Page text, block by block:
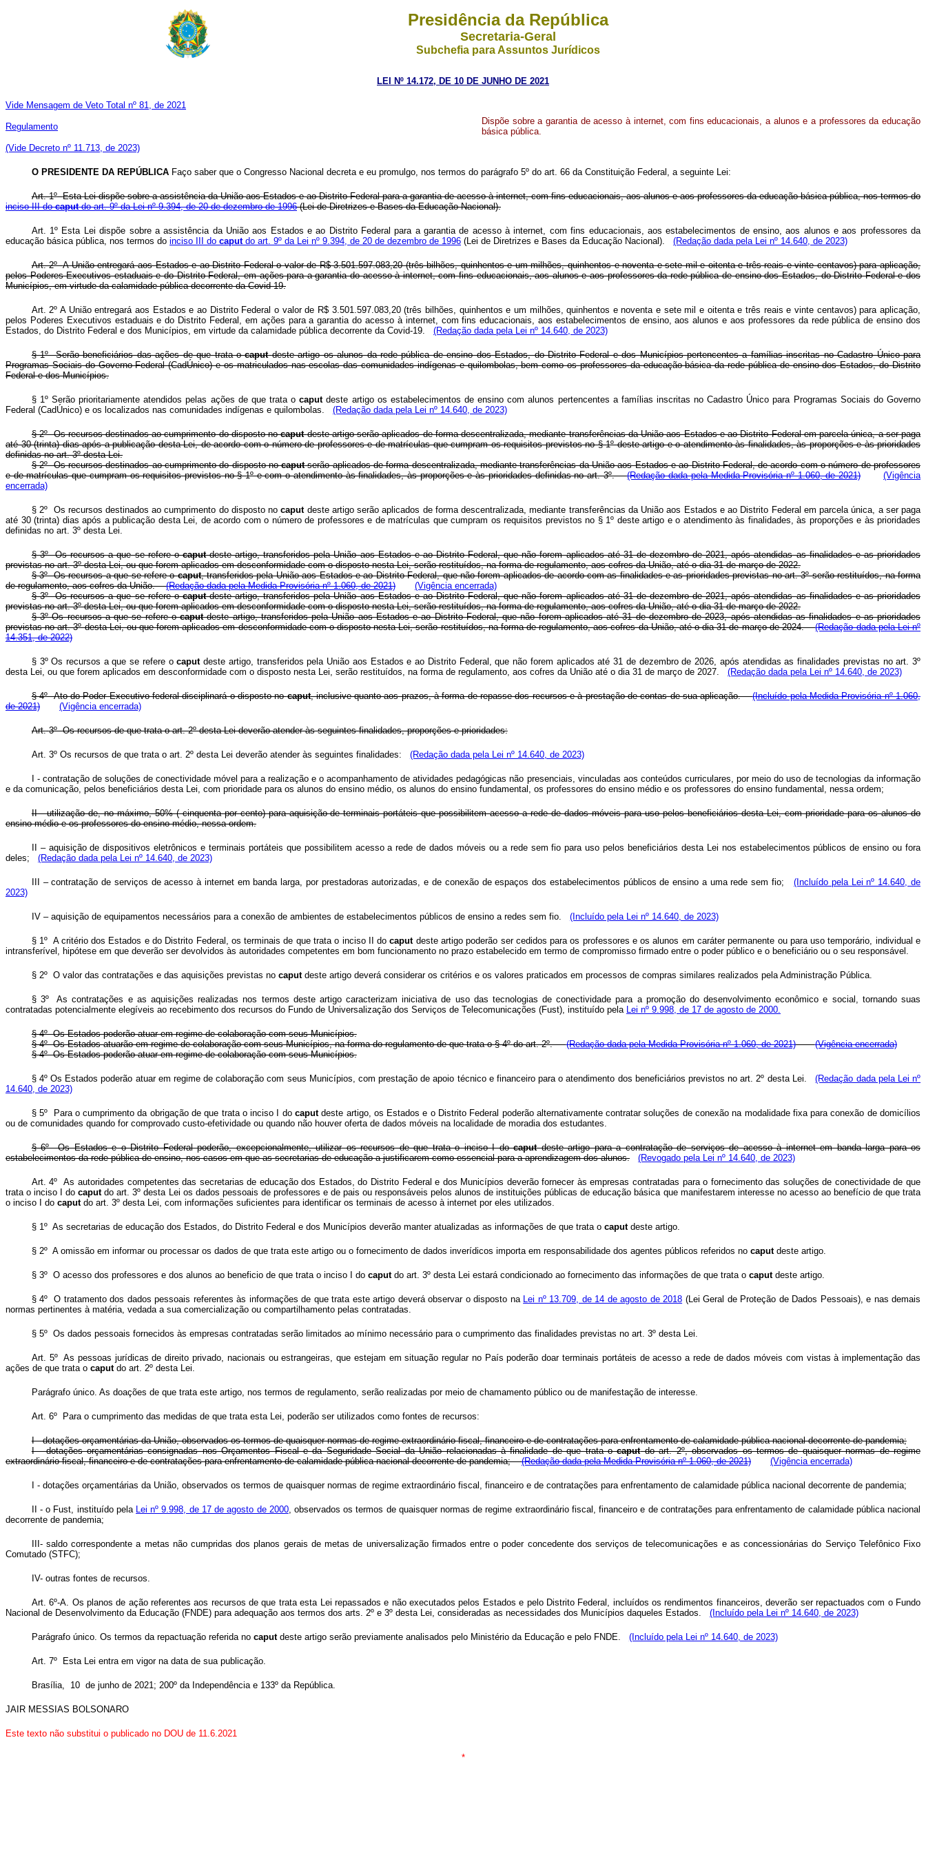
Presidência da República
Secretaria-Geral
Subchefia para Assuntos Jurídicos
LEI Nº 14.172, DE 10 DE JUNHO DE 2021
Vide Mensagem de Veto Total nº 81, de 2021
Regulamento
(Vide Decreto nº 11.713, de 2023)
Dispõe sobre a garantia de acesso à internet, com fins educacionais, a alunos e a professores da educação
básica pública.
O PRESIDENTE DA REPÚBLICA Faço saber que o Congresso Nacional decreta e eu promulgo, nos termos do parágrafo 5º do art. 66 da Constituição Federal, a seguinte Lei:
Art. 1º Esta Lei dispõe sobre a assistência da União aos Estados e ao Distrito Federal para a garantia de acesso à internet, com fins educacionais, aos alunos e aos professores da educação básica pública, nos termos do
inciso III docaputdo art. 9º da Lei nº 9.394, de 20 de dezembro de 1996(Lei de Diretrizes e Bases da Educação Nacional).
Art. 1º Esta Lei dispõe sobre a assistência da União aos Estados e ao Distrito Federal para a garantia de acesso à internet, com fins educacionais, aos estabelecimentos de ensino, aos alunos e aos professores da
educação básica pública, nos termos do inciso III do caputdo art. 9º da Lei nº 9.394, de 20 de dezembro de 1996 (Lei de Diretrizes e Bases da Educação Nacional). (Redação dada pela Lei nº 14.640, de 2023)
Art. 2ºA União entregará aos Estados e ao Distrito Federal o valor de R$ 3.501.597.083,20 (três bilhões, quinhentos e um milhões, quinhentos e noventa e sete mil e oitenta e três reais e vinte centavos) para aplicação,
pelos Poderes Executivos estaduais e do Distrito Federal, em ações para a garantia do acesso à internet, com fins educacionais, aos alunos e aos professores da rede pública de ensino dos Estados, do Distrito Federal e dos
Municípios, em virtude da calamidade pública decorrente da Covid-19.
Art. 2º A União entregará aos Estados e ao Distrito Federal o valor de R$ 3.501.597.083,20 (três bilhões, quinhentos e um milhões, quinhentos e noventa e sete mil e oitenta e três reais e vinte centavos) para aplicação,
pelos Poderes Executivos estaduais e do Distrito Federal, em ações para a garantia do acesso à internet, com fins educacionais, aos estabelecimentos de ensino, aos alunos e aos professores da rede pública de ensino dos
Estados, do Distrito Federal e dos Municípios, em virtude da calamidade pública decorrente da Covid-19.
(Redação dada pela Lei nº 14.640, de 2023)
§ 1º Serão beneficiários das ações de que trata ocaputdeste artigo os alunos da rede pública de ensino dos Estados, do Distrito Federal e dos Municípios pertencentes a famílias inscritas no Cadastro Único para
Programas Sociais do Governo Federal (CadÚnico) e os matriculados nas escolas das comunidades indígenas e quilombolas, bem como os professores da educação básica da rede pública de ensino dos Estados, do Distrito
Federal e dos Municípios.
§ 1º Serão prioritariamente atendidos pelas ações de que trata ocaputdeste artigo os estabelecimentos de ensino com alunos pertencentes a famílias inscritas no Cadastro Único para Programas Sociais do Governo
Federal (CadÚnico) e os localizados nas comunidades indígenas e quilombolas.
(Redação dada pela Lei nº 14.640, de 2023)
§ 2º Os recursos destinados ao cumprimento do disposto nocaputdeste artigo serão aplicados de forma descentralizada, mediante transferências da União aos Estados e ao Distrito Federal em parcela única, a ser paga
até 30 (trinta) dias após a publicação desta Lei, de acordo com o número de professores e de matrículas que cumpram os requisitos previstos no § 1º deste artigo e o atendimento às finalidades, às proporções e às prioridades
definidas no art. 3º desta Lei.
§ 2º Os recursos destinados ao cumprimento do disposto nocaputserão aplicados de forma descentralizada, mediante transferências da União aos Estados e ao Distrito Federal, de acordo com o número de professores
e de matrículas que cumpram os requisitos previstos no § 1º e com o atendimento às finalidades, às proporções e às prioridades definidas no art. 3º.(Redação dada pela Medida Provisória nº 1.060, de 2021)
(Vigência
encerrada)
§ 2º Os recursos destinados ao cumprimento do disposto nocaput deste artigo serão aplicados de forma descentralizada, mediante transferências da União aos Estados e ao Distrito Federal em parcela única, a ser paga
até 30 (trinta) dias após a publicação desta Lei, de acordo com o número de professores e de matrículas que cumpram os requisitos previstos no § 1º deste artigo e o atendimento às finalidades, às proporções e às prioridades
definidas no art. 3º desta Lei.
§ 3º Os recursos a que se refere ocaputdeste artigo, transferidos pela União aos Estados e ao Distrito Federal, que não forem aplicados até 31 de dezembro de 2021, após atendidas as finalidades e as prioridades
previstas no art. 3º desta Lei, ou que forem aplicados em desconformidade com o disposto nesta Lei, serão restituídos, na forma de regulamento, aos cofres da União, até o dia 31 de março de 2022.
§ 3º Os recursos a que se refere ocaput, transferidos pela União aos Estados e ao Distrito Federal, que não forem aplicados de acordo com as finalidades e as prioridades previstas no art. 3º serão restituídos, na forma
de regulamento, aos cofres da União.(Redação dada pela Medida Provisória nº 1.060, de 2021)
(Vigência encerrada)
§ 3º Os recursos a que se refere ocaputdeste artigo, transferidos pela União aos Estados e ao Distrito Federal, que não forem aplicados até 31 de dezembro de 2021, após atendidas as finalidades e as prioridades
previstas no art. 3º desta Lei, ou que forem aplicados em desconformidade com o disposto nesta Lei, serão restituídos, na forma de regulamento, aos cofres da União, até o dia 31 de março de 2022.
§ 3º Os recursos a que se refere ocaputdeste artigo, transferidos pela União aos Estados e ao Distrito Federal, que não forem aplicados até 31 de dezembro de 2023, após atendidas as finalidades e as prioridades
previstas no art. 3º desta Lei, ou que forem aplicados em desconformidade com o disposto nesta Lei, serão restituídos, na forma de regulamento, aos cofres da União, até o dia 31 de março de 2024.(Redação dada pela Lei nº
14.351, de 2022)
§ 3º Os recursos a que se refere ocaputdeste artigo, transferidos pela União aos Estados e ao Distrito Federal, que não forem aplicados até 31 de dezembro de 2026, após atendidas as finalidades previstas no art. 3º
desta Lei, ou que forem aplicados em desconformidade com o disposto nesta Lei, serão restituídos, na forma de regulamento, aos cofres da União até o dia 31 de março de 2027.
(Redação dada pela Lei nº 14.640, de 2023)
§ 4º Ato do Poder Executivo federal disciplinará o disposto nocaput, inclusive quanto aos prazos, à forma de repasse dos recursos e à prestação de contas de sua aplicação.(Incluído pela Medida Provisória nº 1.060,
de 2021)
(Vigência encerrada)
Art. 3º Os recursos de que trata o art. 2º desta Lei deverão atender às seguintes finalidades, proporções e prioridades:
Art. 3º Os recursos de que trata o art. 2º desta Lei deverão atender às seguintes finalidades: (Redação dada pela Lei nº 14.640, de 2023)
I - contratação de soluções de conectividade móvel para a realização e o acompanhamento de atividades pedagógicas não presenciais, vinculadas aos conteúdos curriculares, por meio do uso de tecnologias da informação
e da comunicação, pelos beneficiários desta Lei, com prioridade para os alunos do ensino médio, os alunos do ensino fundamental, os professores do ensino médio e os professores do ensino fundamental, nessa ordem;
II - utilização de, no máximo, 50% ( cinquenta por cento) para aquisição de terminais portáteis que possibilitem acesso a rede de dados móveis para uso pelos beneficiários desta Lei, com prioridade para os alunos do
ensino médio e os professores do ensino médio, nessa ordem.
II – aquisição de dispositivos eletrônicos e terminais portáteis que possibilitem acesso a rede de dados móveis ou a rede sem fio para uso pelos beneficiários desta Lei nos estabelecimentos públicos de ensino ou fora
deles;
(Redação dada pela Lei nº 14.640, de 2023)
III – contratação de serviços de acesso à internet em banda larga, por prestadoras autorizadas, e de conexão de espaços dos estabelecimentos públicos de ensino a uma rede sem fio;
(Incluído pela Lei nº 14.640, de
2023)
IV – aquisição de equipamentos necessários para a conexão de ambientes de estabelecimentos públicos de ensino a redes sem fio. (Incluído pela Lei nº 14.640, de 2023)
§ 1º A critério dos Estados e do Distrito Federal, os terminais de que trata o inciso II docaput deste artigo poderão ser cedidos para os professores e os alunos em caráter permanente ou para uso temporário, individual e
intransferível, hipótese em que deverão ser devolvidos às autoridades competentes em bom funcionamento no prazo estabelecido em termo de compromisso firmado entre o poder público e o beneficiário ou o seu responsável.
§ 2º O valor das contratações e das aquisições previstas no caput deste artigo deverá considerar os critérios e os valores praticados em processos de compras similares realizados pela Administração Pública.
§ 3º As contratações e as aquisições realizadas nos termos deste artigo caracterizam iniciativa de uso das tecnologias de conectividade para a promoção do desenvolvimento econômico e social, tornando suas
contratadas potencialmente elegíveis ao recebimento dos recursos do Fundo de Universalização dos Serviços de Telecomunicações (Fust), instituído pela Lei nº 9.998, de 17 de agosto de 2000.
§ 4º Os Estados poderão atuar em regime de colaboração com seus Municípios.
§ 4º Os Estados atuarão em regime de colaboração com seus Municípios, na forma do regulamento de que trata o § 4º do art. 2º.(Redação dada pela Medida Provisória nº 1.060, de 2021)
(Vigência encerrada)
§ 4º Os Estados poderão atuar em regime de colaboração com seus Municípios.
§ 4º Os Estados poderão atuar em regime de colaboração com seus Municípios, com prestação de apoio técnico e financeiro para o atendimento dos beneficiários previstos no art. 2º desta Lei.
(Redação dada pela Lei nº
14.640, de 2023)
§ 5º Para o cumprimento da obrigação de que trata o inciso I docaputdeste artigo, os Estados e o Distrito Federal poderão alternativamente contratar soluções de conexão na modalidade fixa para conexão de domicílios
ou de comunidades quando for comprovado custo-efetividade ou quando não houver oferta de dados móveis na localidade de moradia dos estudantes.
§ 6º Os Estados e o Distrito Federal poderão, excepcionalmente, utilizar os recursos de que trata o inciso I docaputdeste artigo para a contratação de serviços de acesso à internet em banda larga para os
estabelecimentos da rede pública de ensino, nos casos em que as secretarias de educação a justificarem como essencial para a aprendizagem dos alunos.
(Revogado pela Lei nº 14.640, de 2023)
Art. 4º
As autoridades competentes das secretarias de educação dos Estados, do Distrito Federal e dos Municípios deverão fornecer às empresas contratadas para o fornecimento das soluções de conectividade de que
trata o inciso I docaputdo art. 3º desta Lei os dados pessoais de professores e de pais ou responsáveis pelos alunos de instituições públicas de educação básica que manifestarem interesse no acesso ao benefício de que trata
o inciso I do caput do art. 3º desta Lei, com informações suficientes para identificar os terminais de acesso à internet por eles utilizados.
§ 1º As secretarias de educação dos Estados, do Distrito Federal e dos Municípios deverão manter atualizadas as informações de que trata o caput deste artigo.
§ 2º A omissão em informar ou processar os dados de que trata este artigo ou o fornecimento de dados inverídicos importa em responsabilidade dos agentes públicos referidos no caput deste artigo.
§ 3º O acesso dos professores e dos alunos ao beneficio de que trata o inciso I do caput do art. 3º desta Lei estará condicionado ao fornecimento das informações de que trata o caput deste artigo.
§ 4º O tratamento dos dados pessoais referentes às informações de que trata este artigo deverá observar o disposto na Lei nº 13.709, de 14 de agosto de 2018 (Lei Geral de Proteção de Dados Pessoais), e nas demais
normas pertinentes à matéria, vedada a sua comercialização ou compartilhamento pelas contratadas.
§ 5º Os dados pessoais fornecidos às empresas contratadas serão limitados ao mínimo necessário para o cumprimento das finalidades previstas no art. 3º desta Lei.
Art. 5º As pessoas jurídicas de direito privado, nacionais ou estrangeiras, que estejam em situação regular no País poderão doar terminais portáteis de acesso a rede de dados móveis com vistas à implementação das
ações de que trata o caput do art. 2º desta Lei.
Parágrafo único. As doações de que trata este artigo, nos termos de regulamento, serão realizadas por meio de chamamento público ou de manifestação de interesse.
Art. 6º Para o cumprimento das medidas de que trata esta Lei, poderão ser utilizados como fontes de recursos:
I - dotações orçamentárias da União, observados os termos de quaisquer normas de regime extraordinário fiscal, financeiro e de contratações para enfrentamento de calamidade pública nacional decorrente de pandemia;
I - dotações orçamentárias consignadas nos Orçamentos Fiscal e da Seguridade Social da União relacionadas à finalidade de que trata ocaputdo art. 2º, observados os termos de quaisquer normas de regime
extraordinário fiscal, financeiro e de contratações para enfrentamento de calamidade pública nacional decorrente de pandemia;(Redação dada pela Medida Provisória nº 1.060, de 2021) (Vigência encerrada)
I - dotações orçamentárias da União, observados os termos de quaisquer normas de regime extraordinário fiscal, financeiro e de contratações para enfrentamento de calamidade pública nacional decorrente de pandemia;
II - o Fust, instituído pela Lei nº 9.998, de 17 de agosto de 2000, observados os termos de quaisquer normas de regime extraordinário fiscal, financeiro e de contratações para enfrentamento de calamidade pública nacional
decorrente de pandemia;
III- saldo correspondente a metas não cumpridas dos planos gerais de metas de universalização firmados entre o poder concedente dos serviços de telecomunicações e as concessionárias do Serviço Telefônico Fixo
Comutado (STFC);
IV- outras fontes de recursos.
Art. 6º-A. Os planos de ação referentes aos recursos de que trata esta Lei repassados e não executados pelos Estados e pelo Distrito Federal, incluídos os rendimentos financeiros, deverão ser repactuados com o Fundo
Nacional de Desenvolvimento da Educação (FNDE) para adequação aos termos dos arts. 2º e 3º desta Lei, consideradas as necessidades dos Municípios daqueles Estados.
(Incluído pela Lei nº 14.640, de 2023)
Parágrafo único. Os termos da repactuação referida no caputdeste artigo serão previamente analisados pelo Ministério da Educação e pelo FNDE. (Incluído pela Lei nº 14.640, de 2023)
Art. 7º Esta Lei entra em vigor na data de sua publicação.
Brasília, 10 de junho de 2021; 200º da Independência e 133º da República.
JAIR MESSIAS BOLSONARO
Este texto não substitui o publicado no DOU de 11.6.2021
*